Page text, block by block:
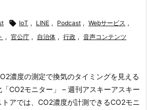
 IoT , LINE , Podcast , Webサービス ,
, 官公庁 , 自治体 , 行政 , 音声コンテンツ
濃度の測定で換気のタイミングを見える
「CO2モニター」 – 週刊アスキーアスキー
トアでは、CO2濃度が計測できるCO2モニ